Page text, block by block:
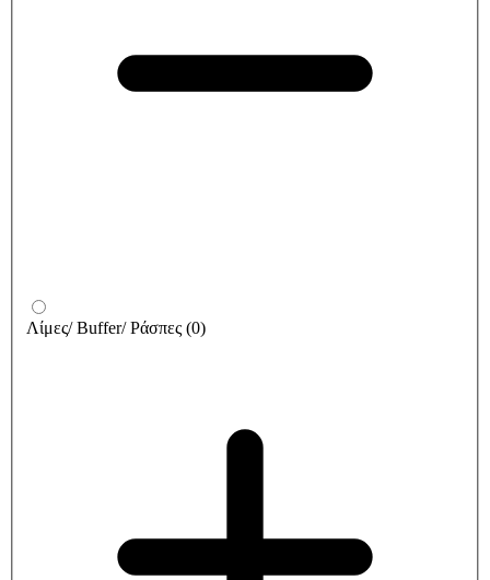
Λίμες/ Buffer/ Ράσπες (0)